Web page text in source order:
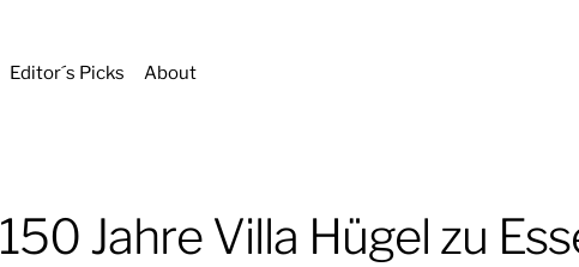
Editor´s Picks About
150 Jahre Villa Hügel zu